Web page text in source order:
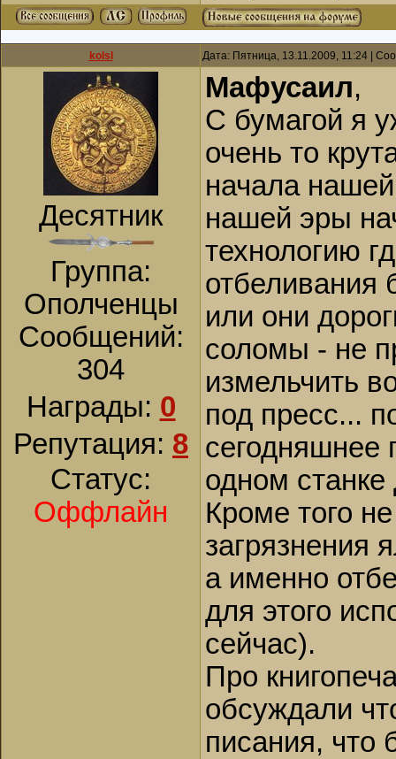
kolsl Дата: Пятница, 13.11.2009, 11:24 |
Десятник
Группа:
Ополченцы
Сообщений:
304
Награды: 0
Репутация: 8
Статус:
Оффлайн
Мафусаил,
С бумагой я
очень то
начала
нашей эры
технологию
отбеливания
или они
соломы - не
измельчить
под пресс...
сегодняшнее
одном
Кроме того
загрязнения
а именно
для этого
сейчас).
Про
обсуждали
писания, что